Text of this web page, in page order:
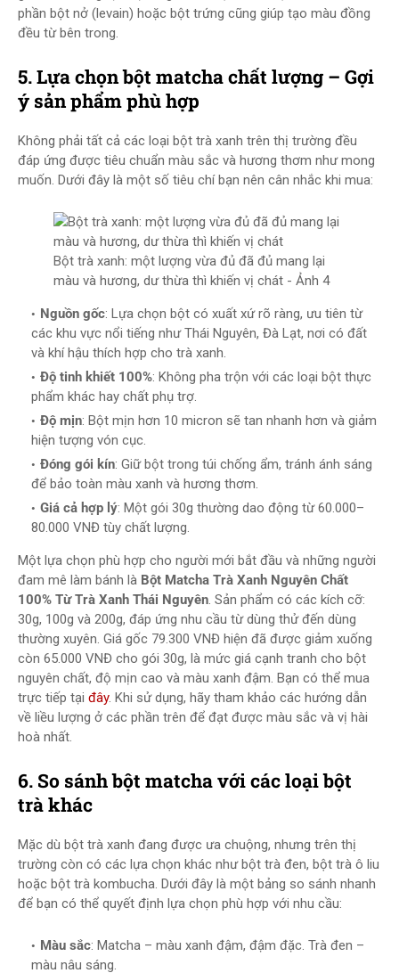
phần bột nở (levain) hoặc bột trứng cũng giúp tạo màu đồng
đều từ bên trong.
5. Lựa chọn bột matcha chất lượng – Gợi
ý sản phẩm phù hợp
Không phải tất cả các loại bột trà xanh trên thị trường đều
đáp ứng được tiêu chuẩn màu sắc và hương thơm như mong
muốn. Dưới đây là một số tiêu chí bạn nên cân nhắc khi mua:
Bột trà xanh: một lượng vừa đủ đã đủ mang lại
màu và hương, dư thừa thì khiến vị chát - Ảnh 4
Nguồn gốc: Lựa chọn bột có xuất xứ rõ ràng, ưu tiên từ
các khu vực nổi tiếng như Thái Nguyên, Đà Lạt, nơi có đất
và khí hậu thích hợp cho trà xanh.
Độ tinh khiết 100%: Không pha trộn với các loại bột thực
phẩm khác hay chất phụ trợ.
Độ mịn: Bột mịn hơn 10 micron sẽ tan nhanh hơn và giảm
hiện tượng vón cục.
Đóng gói kín: Giữ bột trong túi chống ẩm, tránh ánh sáng
để bảo toàn màu xanh và hương thơm.
Giá cả hợp lý: Một gói 30g thường dao động từ 60.000–
80.000 VNĐ tùy chất lượng.
Một lựa chọn phù hợp cho người mới bắt đầu và những người
đam mê làm bánh là Bột Matcha Trà Xanh Nguyên Chất
100% Từ Trà Xanh Thái Nguyên. Sản phẩm có các kích cỡ:
30g, 100g và 200g, đáp ứng nhu cầu từ dùng thử đến dùng
thường xuyên. Giá gốc 79.300 VNĐ hiện đã được giảm xuống
còn 65.000 VNĐ cho gói 30g, là mức giá cạnh tranh cho bột
nguyên chất, độ mịn cao và màu xanh đậm. Bạn có thể mua
trực tiếp tại đây. Khi sử dụng, hãy tham khảo các hướng dẫn
về liều lượng ở các phần trên để đạt được màu sắc và vị hài
hoà nhất.
6. So sánh bột matcha với các loại bột
trà khác
Mặc dù bột trà xanh đang được ưa chuộng, nhưng trên thị
trường còn có các lựa chọn khác như bột trà đen, bột trà ô liu
hoặc bột trà kombucha. Dưới đây là một bảng so sánh nhanh
để bạn có thể quyết định lựa chọn phù hợp với nhu cầu:
Màu sắc: Matcha – màu xanh đậm, đậm đặc. Trà đen –
màu nâu sáng.